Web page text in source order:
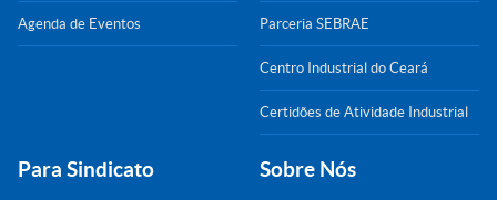
Agenda de Eventos Parceria SEBRAE
Centro Industrial do Ceará
Certidões de Atividade Industrial
Para Sindicato Sobre Nós